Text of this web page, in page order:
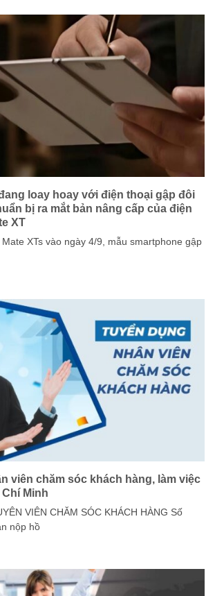
loay hoay với điện thoại gập đôi
bị ra mắt bản nâng cấp của điện
XT
XTs vào ngày 4/9, mẫu smartphone gập
viên chăm sóc khách hàng, làm việc
Minh
VIÊN CHĂM SÓC KHÁCH HÀNG Số
nộp hồ